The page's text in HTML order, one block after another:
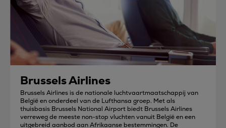
Brussels Airlines
Brussels Airlines is de nationale luchtvaartmaatschappij van
België en onderdeel van de Lufthansa groep. Met als
thuisbasis Brussels National Airport biedt Brussels Airlines
verreweg de meeste non-stop vluchten vanuit België en een
uitgebreid aanbod aan Afrikaanse bestemmingen. De